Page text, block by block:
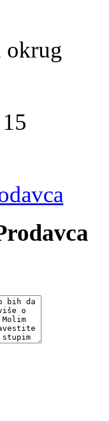
okrug